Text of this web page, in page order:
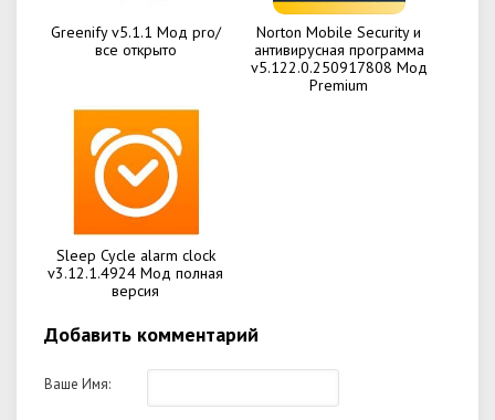
Greenify v5.1.1 Мод pro/
все открыто
Norton Mobile Security и
антивирусная программа
v5.122.0.250917808 Мод
Premium
Sleep Cycle alarm clock
v3.12.1.4924 Мод полная
версия
Добавить комментарий
Ваше Имя: